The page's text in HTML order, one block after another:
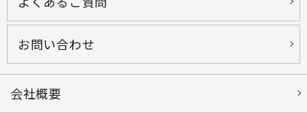
お問い合わせ
会社概要